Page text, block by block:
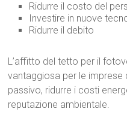
Ridurre il costo del
Investire in nuove
Ridurre il debito
L’affitto del tetto per il
vantaggiosa per le
passivo, ridurre i costi
reputazione ambientale.